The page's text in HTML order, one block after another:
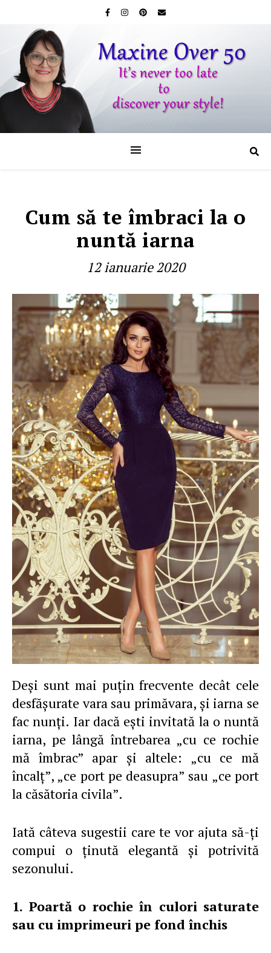
Cum să te îmbraci la o
nuntă iarna
12 ianuarie 2020
Deşi sunt mai puţin frecvente decât cele
desfăşurate vara sau primăvara, şi iarna se
fac nunţi. Iar dacă eşti invitată la o nuntă
iarna, pe lângă întrebarea „cu ce rochie
mă îmbrac” apar şi altele: „cu ce mă
încalţ”, „ce port pe deasupra” sau „ce port
la căsătoria civila”.
Iată câteva sugestii care te vor ajuta să-ţi
compui o ţinută elegantă şi potrivită
sezonului.
1. Poartă o rochie în culori saturate
sau cu imprimeuri pe fond închis